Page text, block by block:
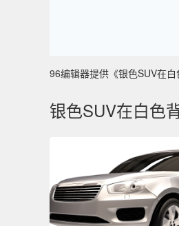
96编辑器提供《银色SUV在
银色SUV在白色